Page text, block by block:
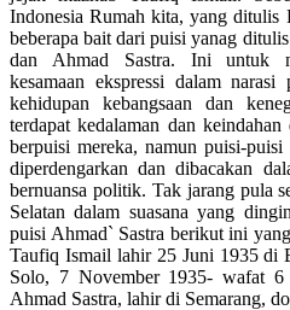
Indonesia Rumah kita, yang ditulis
beberapa bait dari puisi yanag
dan Ahmad Sastra. Ini untuk
kesamaan ekspressi dalam
kehidupan kebangsaan dan
terdapat kedalaman dan
berpuisi mereka, namun puisi-
diperdengarkan dan dibacakan
bernuansa politik. Tak jarang pula
Selatan dalam suasana yang
puisi Ahmad` Sastra berikut ini
Taufiq Ismail lahir 25 Juni 1935 di
Solo, 7 November 1935- wafat
Ahmad Sastra, lahir di Semarang,